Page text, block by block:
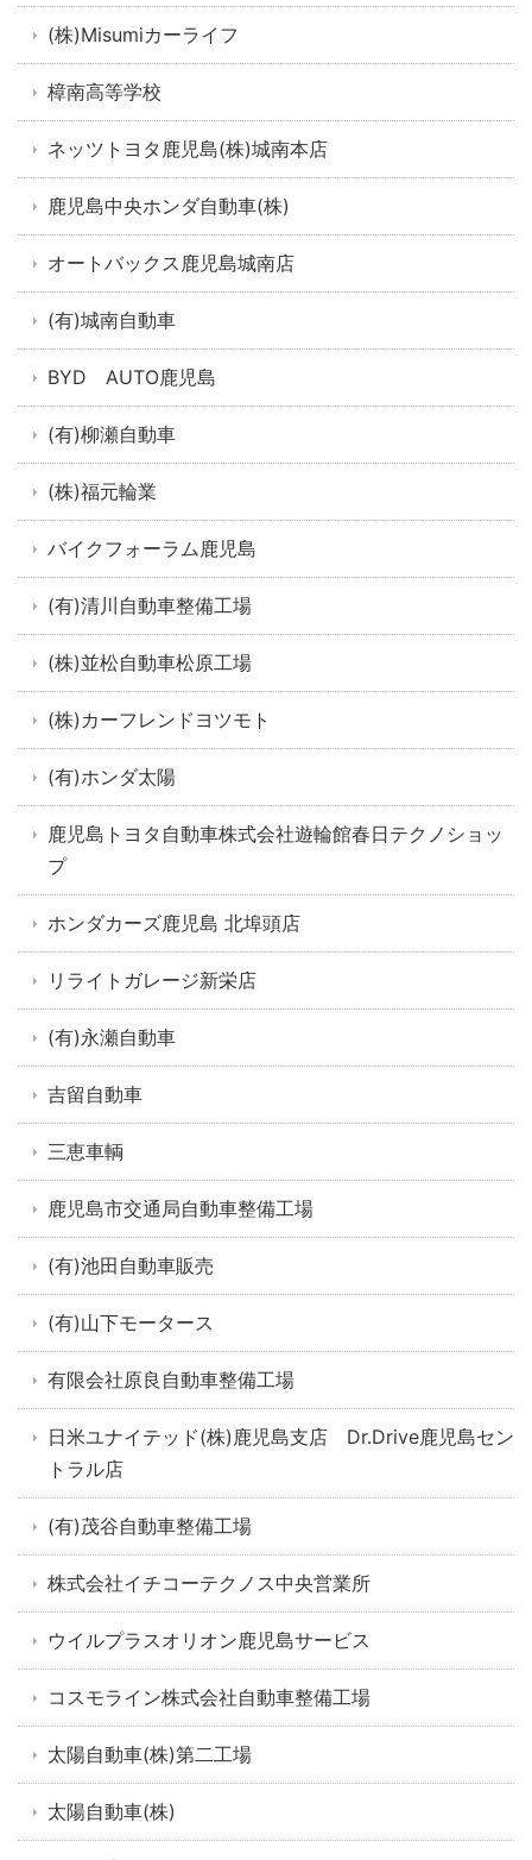
(株)Misumiカーライフ
樟南高等学校
ネッツトヨタ鹿児島(株)城南本店
鹿児島中央ホンダ自動車(株)
オートバックス鹿児島城南店
(有)城南自動車
BYD AUTO鹿児島
(有)柳瀬自動車
(株)福元輪業
バイクフォーラム鹿児島
(有)清川自動車整備工場
(株)並松自動車松原工場
(株)カーフレンドヨツモト
(有)ホンダ太陽
鹿児島トヨタ自動車株式会社遊輪館春日テクノショッ
プ
ホンダカーズ鹿児島 北埠頭店
リライトガレージ新栄店
(有)永瀬自動車
吉留自動車
三恵車輌
鹿児島市交通局自動車整備工場
(有)池田自動車販売
(有)山下モータース
有限会社原良自動車整備工場
日米ユナイテッド(株)鹿児島支店 Dr.Drive鹿児島セン
トラル店
(有)茂谷自動車整備工場
株式会社イチコーテクノス中央営業所
ウイルプラスオリオン鹿児島サービス
コスモライン株式会社自動車整備工場
太陽自動車(株)第二工場
太陽自動車(株)